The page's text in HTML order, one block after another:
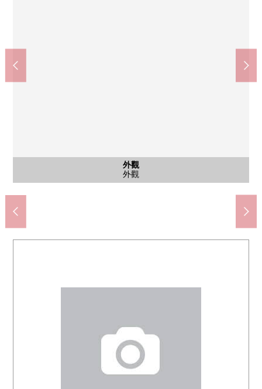
外觀
外觀
客廳
客廳
公共汽車
公共汽車
洗臉
洗臉
廚房
廚房
客廳
客廳
客廳
客廳
客廳
客廳
室內
室內
室內
室內
室內
室內
室內
室內
室內
室內
室內
室內
洗臉
洗臉
公共汽車
公共汽車
其他
設備
廚房
廚房
廚房
廚房
廚房
廚房
廁所
廁所
其他
設備
入口
入口
入口
入口
外觀
外觀
成排的川口市立樹小學(約1200m)
川口市立幸普通的中學(約690m)
7-Eleven川口風景樹4丁目商店(約240m)
成排的鬆本清樹店(約320m)
今井醫院(約100m)